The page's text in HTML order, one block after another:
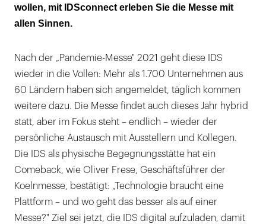
wollen, mit IDSconnect erleben Sie die Messe mit
allen Sinnen.
Nach der „Pandemie-Messe" 2021 geht diese IDS
wieder in die Vollen: Mehr als 1.700 Unternehmen aus
60 Ländern haben sich angemeldet, täglich kommen
weitere dazu. Die Messe findet auch dieses Jahr hybrid
statt, aber im Fokus steht – endlich – wieder der
persönliche Austausch mit Ausstellern und Kollegen.
Die IDS als physische Begegnungsstätte hat ein
Comeback, wie Oliver Frese, Geschäftsführer der
Koelnmesse, bestätigt: „Technologie braucht eine
Plattform – und wo geht das besser als auf einer
Messe?" Ziel sei jetzt, die IDS digital aufzuladen, damit